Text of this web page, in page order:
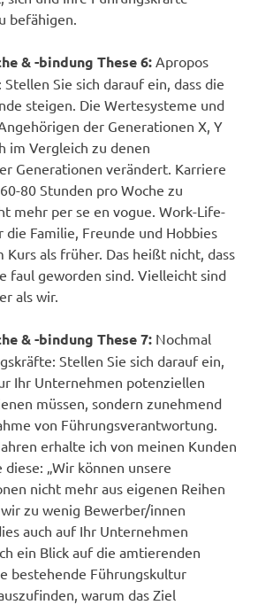
befähigen.
& -bindung These 6: Apropos
Sie sich darauf ein, dass die
steigen. Die Wertesysteme und
der Generationen X, Y
im Vergleich zu denen
Generationen verändert. Karriere
80 Stunden pro Woche zu
mehr per se en vogue. Work-Life-
die Familie, Freunde und Hobbies
Kurs als früher. Das heißt nicht, dass
faul geworden sind. Vielleicht sind
als wir.
& -bindung These 7: Nochmal
Stellen Sie sich darauf ein,
Ihr Unternehmen potenziellen
müssen, sondern zunehmend
von Führungsverantwortung.
erhalte ich von meinen Kunden
„Wir können unsere
nicht mehr aus eigenen Reihen
zu wenig Bewerber/innen
auch auf Ihr Unternehmen
ein Blick auf die amtierenden
bestehende Führungskultur
warum das Ziel